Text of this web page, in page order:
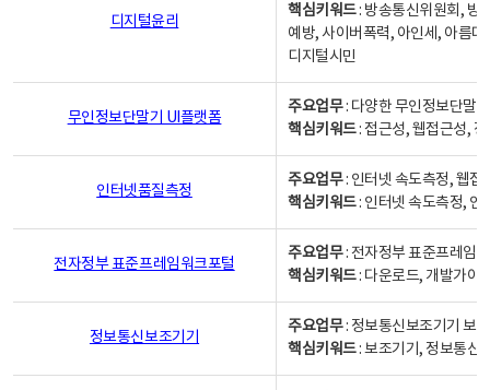
디지털윤리
핵심키워드: 방송통신위원회, 방
예방, 사이버폭력, 아인세, 아름
디지털시민
무인정보단말기 UI플랫폼
주요업무: 다양한 무인정보단말
핵심키워드: 접근성, 웹접근성,
인터넷품질측정
주요업무: 인터넷 속도측정, 웹접
핵심키워드: 인터넷 속도측정, 인
전자정부 표준프레임워크포털
주요업무: 전자정부 표준프레임
핵심키워드: 다운로드, 개발가이
정보통신보조기기
주요업무: 정보통신보조기기 보
핵심키워드: 보조기기, 정보통신